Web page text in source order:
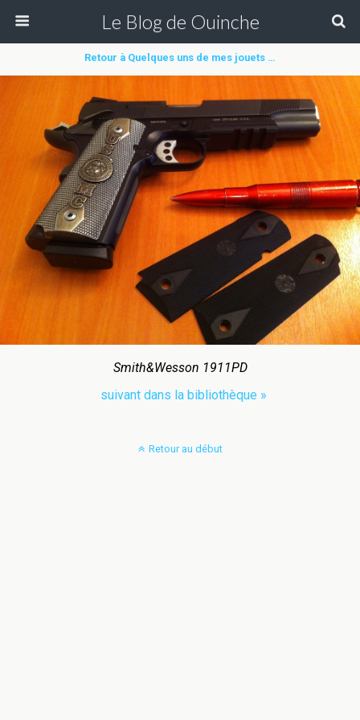
Le Blog de Ouinche
Retour à Quelques uns de mes jouets …
Smith&Wesson 1911PD
suivant dans la bibliothèque »
Retour au début